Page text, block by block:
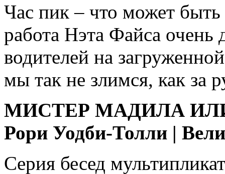
Час пик – что может
работа Нэта Файса очень
водителей на
мы так не злимся, как за
МИСТЕР МАДИЛА
Рори Уодби-Толли |
Серия бесед